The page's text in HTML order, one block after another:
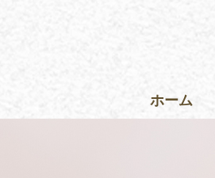
ホーム